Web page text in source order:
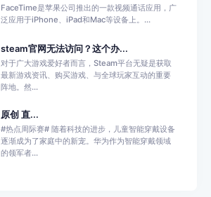
FaceTime是苹果公司推出的一款视频通话应用，广
泛应用于iPhone、iPad和Mac等设备上。...
steam官网无法访问？这个办...
对于广大游戏爱好者而言，Steam平台无疑是获取
最新游戏资讯、购买游戏、与全球玩家互动的重要
阵地。然...
原创 直...
#热点周际赛# 随着科技的进步，儿童智能穿戴设备
逐渐成为了家庭中的新宠。华为作为智能穿戴领域
的领军者...